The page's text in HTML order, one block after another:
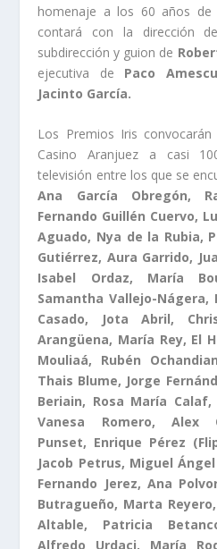
homenaje a los 60 años de
contará con la dirección
subdirección y guion de
ejecutiva de Paco
Jacinto García.
Los Premios Iris
Casino Aranjuez a casi
televisión entre los que se
Ana García Obregón,
Fernando Guillén Cuervo,
Aguado, Nya de la Rubia,
Gutiérrez, Aura Garrido,
Isabel Ordaz, María
Samantha Vallejo-Nágera,
Casado, Jota Abril,
Arangüena, María Rey, El
Mouliaá, Rubén
Thais Blume, Jorge
Beriain, Rosa María Calaf,
Vanesa Romero, Alex
Punset, Enrique Pérez
Jacob Petrus, Miguel
Fernando Jerez, Ana
Butragueño, Marta
Altable, Patricia
Alfredo Urdaci, María